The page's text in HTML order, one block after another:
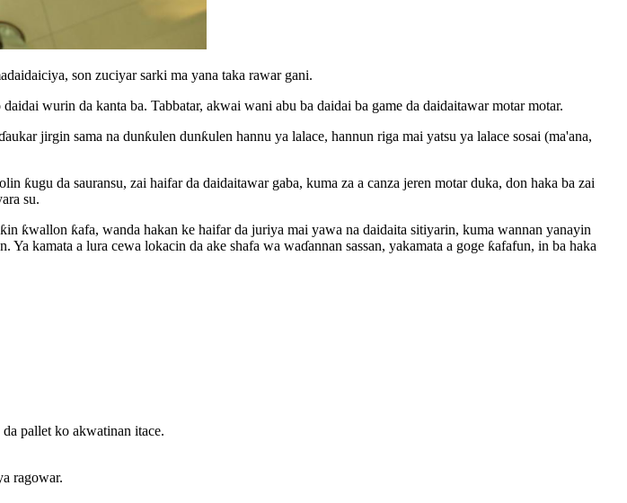
son zuciyar sarki ma yana taka rawar gani.
wurin da kanta ba. Tabbatar, akwai wani abu ba daidai ba game da daidaitawar motar motar.
jirgin sama na dunƙulen dunƙulen hannu ya lalace, hannun riga mai yatsu ya lalace sosai (ma'ana,
da sauransu, zai haifar da daidaitawar gaba, kuma za a canza jeren motar duka, don haka ba zai
su.
ƙwallon ƙafa, wanda hakan ke haifar da juriya mai yawa na daidaita sitiyarin, kuma wannan yanayin
kamata a lura cewa lokacin da ake shafa wa waɗannan sassan, yakamata a goge ƙafafun, in ba haka
pallet ko akwatinan itace.
ragowar.